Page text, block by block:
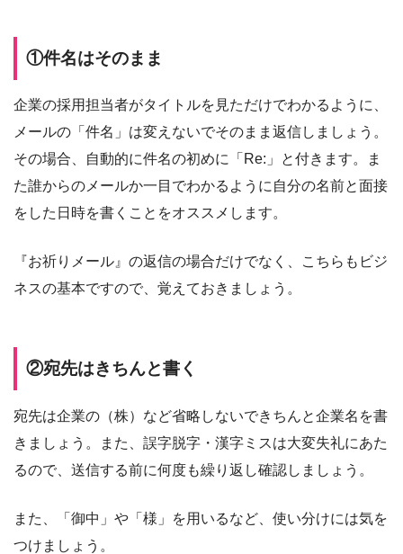
①件名はそのまま
企業の採用担当者がタイトルを見ただけでわかるように、
メールの「件名」は変えないでそのまま返信しましょう。
その場合、自動的に件名の初めに「Re:」と付きます。ま
た誰からのメールか一目でわかるように自分の名前と面接
をした日時を書くことをオススメします。
『お祈りメール』の返信の場合だけでなく、こちらもビジ
ネスの基本ですので、覚えておきましょう。
②宛先はきちんと書く
宛先は企業の（株）など省略しないできちんと企業名を書
きましょう。また、誤字脱字・漢字ミスは大変失礼にあた
るので、送信する前に何度も繰り返し確認しましょう。
また、「御中」や「様」を用いるなど、使い分けには気を
つけましょう。